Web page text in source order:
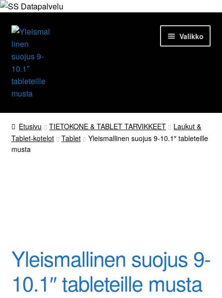
Siirry
navigointiin
Siirry
sisältöön
Valikko
Etusivu
Tuotteet
Oma tili
Etusivu TIETOKONE & TABLET TARVIKKEET
Laukut &
Tablet-kotelot
Tablet
Yleismallinen suojus 9-10.1″ tableteille
musta
Yleismallinen suojus 9-
10.1″ tableteille musta